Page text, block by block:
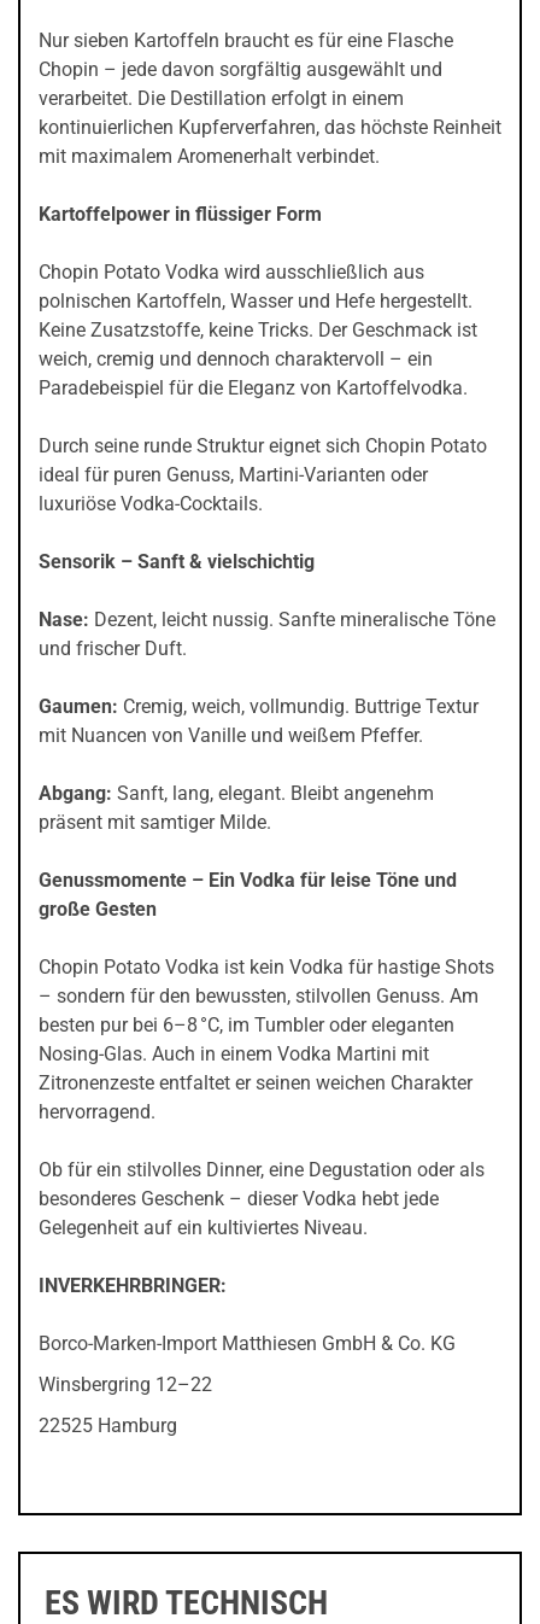
Nur sieben Kartoffeln braucht es für eine Flasche
Chopin – jede davon sorgfältig ausgewählt und
verarbeitet. Die Destillation erfolgt in einem
kontinuierlichen Kupferverfahren, das höchste Reinheit
mit maximalem Aromenerhalt verbindet.
Kartoffelpower in flüssiger Form
Chopin Potato Vodka wird ausschließlich aus
polnischen Kartoffeln, Wasser und Hefe hergestellt.
Keine Zusatzstoffe, keine Tricks. Der Geschmack ist
weich, cremig und dennoch charaktervoll – ein
Paradebeispiel für die Eleganz von Kartoffelvodka.
Durch seine runde Struktur eignet sich Chopin Potato
ideal für puren Genuss, Martini-Varianten oder
luxuriöse Vodka-Cocktails.
Sensorik – Sanft & vielschichtig
Nase: Dezent, leicht nussig. Sanfte mineralische Töne
und frischer Duft.
Gaumen: Cremig, weich, vollmundig. Buttrige Textur
mit Nuancen von Vanille und weißem Pfeffer.
Abgang: Sanft, lang, elegant. Bleibt angenehm
präsent mit samtiger Milde.
Genussmomente – Ein Vodka für leise Töne und
große Gesten
Chopin Potato Vodka ist kein Vodka für hastige Shots
– sondern für den bewussten, stilvollen Genuss. Am
besten pur bei 6–8 °C, im Tumbler oder eleganten
Nosing-Glas. Auch in einem Vodka Martini mit
Zitronenzeste entfaltet er seinen weichen Charakter
hervorragend.
Ob für ein stilvolles Dinner, eine Degustation oder als
besonderes Geschenk – dieser Vodka hebt jede
Gelegenheit auf ein kultiviertes Niveau.
INVERKEHRBRINGER:
Borco-Marken-Import Matthiesen GmbH & Co. KG
Winsbergring 12–22
22525 Hamburg
ES WIRD TECHNISCH